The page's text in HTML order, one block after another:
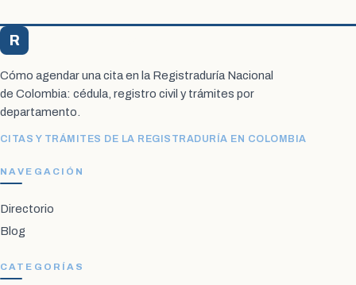
R
Cómo agendar una cita en la Registraduría Nacional
de Colombia: cédula, registro civil y trámites por
departamento.
CITAS Y TRÁMITES DE LA REGISTRADURÍA EN COLOMBIA
NAVEGACIÓN
Directorio
Blog
CATEGORÍAS